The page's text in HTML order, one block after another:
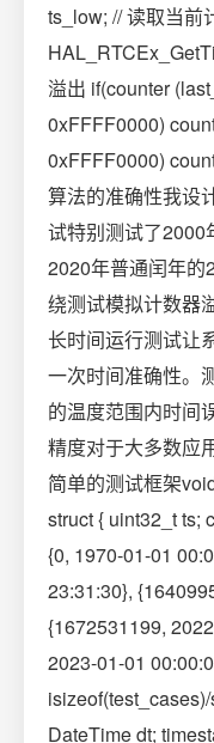
ts_low; // 读取当前
溢出 if(counter
0xFFFF0000)
0xFFFF0000)
算法的准确性我设
试特别测试了2000
2020年普通闰年的
绕测试模拟计数器
长时间运行测试让
一次时间准确性
的温度范围内时间
精度对于大多数应
简单的测试框架
struct { uint32_t ts;
{0, 1970-01-01
23:31:30},
{1672531199,
2023-01-01
DateTime dt;